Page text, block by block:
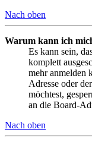
Nach oben
Warum kann ich
Es kann sein,
komplett
mehr anmelden
Adresse oder
möchtest,
an die Board-
Nach oben